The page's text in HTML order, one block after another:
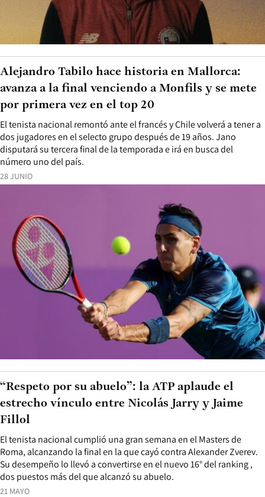
28 JUNIO
El tenista nacional remontó ante el francés y Chile volverá a tener a
dos jugadores en el selecto grupo después de 19 años. Jano
disputará su tercera final de la temporada e irá en busca del
número uno del país.
Alejandro Tabilo hace historia en Mallorca:
avanza a la final venciendo a Monfils y se mete
por primera vez en el top 20
21 MAYO
El tenista nacional cumplió una gran semana en el Masters de
Roma, alcanzando la final en la que cayó contra Alexander Zverev.
Su desempeño lo llevó a convertirse en el nuevo 16° del ranking ,
dos puestos más del que alcanzó su abuelo.
“Respeto por su abuelo”: la ATP aplaude el
estrecho vínculo entre Nicolás Jarry y Jaime
Fillol